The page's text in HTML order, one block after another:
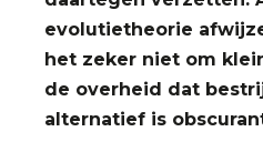
evolutietheorie
het zeker niet om
de overheid dat
alternatief is